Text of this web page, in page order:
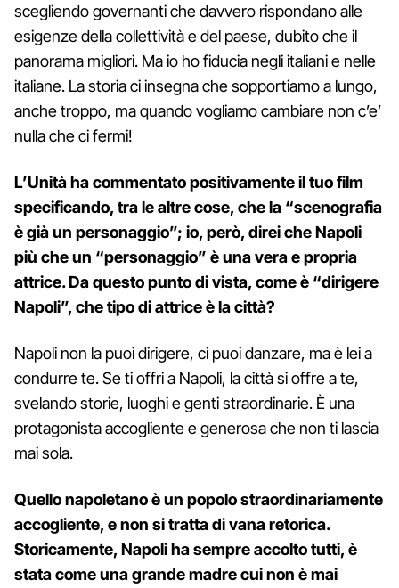
scegliendo governanti che davvero rispondano alle
esigenze della collettività e del paese, dubito che il
panorama migliori. Ma io ho fiducia negli italiani e nelle
italiane. La storia ci insegna che sopportiamo a lungo,
anche troppo, ma quando vogliamo cambiare non c’e’
nulla che ci fermi!
L’Unità ha commentato positivamente il tuo film
specificando, tra le altre cose, che la “scenografia
è già un personaggio”; io, però, direi che Napoli
più che un “personaggio” è una vera e propria
attrice. Da questo punto di vista, come è “dirigere
Napoli”, che tipo di attrice è la città?
Napoli non la puoi dirigere, ci puoi danzare, ma è lei a
condurre te. Se ti offri a Napoli, la città si offre a te,
svelando storie, luoghi e genti straordinarie. È una
protagonista accogliente e generosa che non ti lascia
mai sola.
Quello napoletano è un popolo straordinariamente
accogliente, e non si tratta di vana retorica.
Storicamente, Napoli ha sempre accolto tutti, è
stata come una grande madre cui non è mai